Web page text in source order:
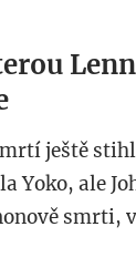
ještě
Yoko, ale
smrti,